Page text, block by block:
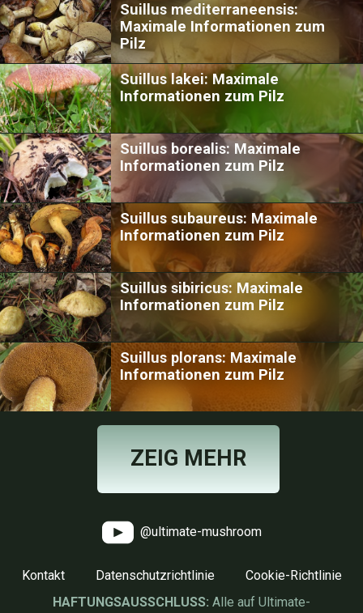
Suillus mediterraneensis:
Maximale Informationen zum
Pilz
Suillus lakei: Maximale
Informationen zum Pilz
Suillus borealis: Maximale
Informationen zum Pilz
Suillus subaureus: Maximale
Informationen zum Pilz
Suillus sibiricus: Maximale
Informationen zum Pilz
Suillus plorans: Maximale
Informationen zum Pilz
ZEIG MEHR
@ultimate-mushroom
Kontakt Datenschutzrichtlinie
Cookie-Richtlinie
HAFTUNGSAUSSCHLUSS: Alle auf Ultimate-